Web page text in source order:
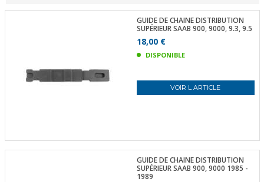
GUIDE DE CHAINE DISTRIBUTION
SUPÉRIEUR SAAB 900, 9000, 9.3, 9.5
18,00 €
DISPONIBLE
VOIR L ARTICLE
GUIDE DE CHAINE DISTRIBUTION
SUPÉRIEUR SAAB 900, 9000 1985 -
1989